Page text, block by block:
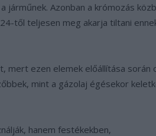
járműnek. Azonban a krómozás
től teljesen meg akarja tiltani
mert ezen elemek előállítása során
mint a gázolaj égésekor
hanem festékekben,